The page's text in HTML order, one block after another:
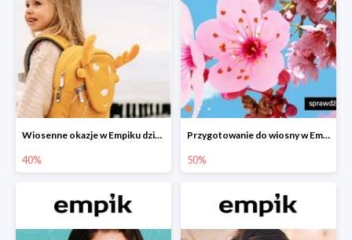
Wiosenne okazje w Empiku dziecko w podróży do -40%
40%
Przygotowanie do wiosny w Empiku - setki produktów do -50%
50%